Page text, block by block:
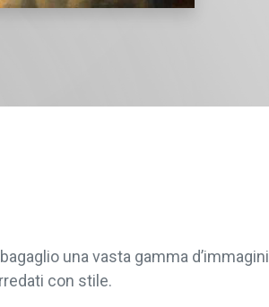
una vasta gamma d’immagini
con stile.